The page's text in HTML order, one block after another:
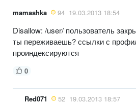
mamashka 94 19.03.2013 18:54
Disallow: /user/ пользователь
ты переживаешь? ссылки с
проиндексируются
0
Red071 52 19.03.2013 18:57